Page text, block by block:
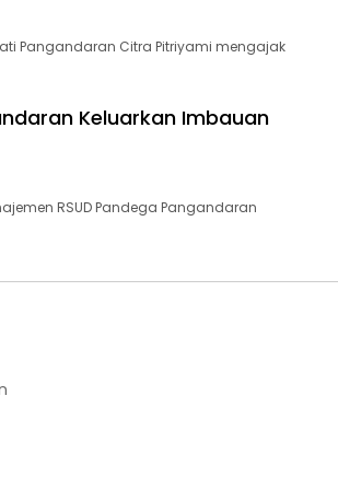
Pangandaran Citra Pitriyami mengajak
Keluarkan Imbauan
RSUD Pandega Pangandaran